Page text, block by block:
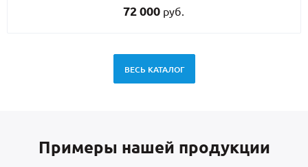
72 000 руб.
ВЕСЬ КАТАЛОГ
Примеры нашей продукции